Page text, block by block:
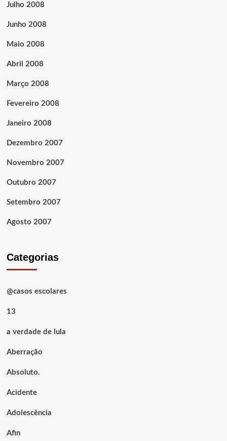
Julho 2008
Junho 2008
Maio 2008
Abril 2008
Março 2008
Fevereiro 2008
Janeiro 2008
Dezembro 2007
Novembro 2007
Outubro 2007
Setembro 2007
Agosto 2007
Categorias
@casos escolares
13
a verdade de lula
Aberração
Absoluto.
Acidente
Adolescência
Afin